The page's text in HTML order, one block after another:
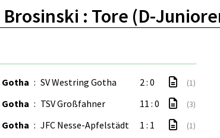
: Tore (D-
Gotha : SV Westring Gotha 2 : 0 (1)
Gotha : TSV Großfahner 11 : 0 (3)
Gotha : JFC Nesse-Apfelstädt 1 : 1 (1)